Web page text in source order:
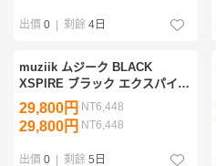
出價 0 | 剩餘 4日
muziik ムジーク BLACK
XSPIRE ブラック エクスパイア
限定モデル ブルー 10.5° ヘッド
のみ ②
29,800円 NT6,448
29,800円 NT6,448
出價 0 | 剩餘 5日